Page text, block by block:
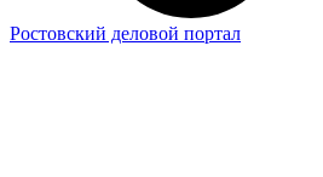
Ростовский деловой портал